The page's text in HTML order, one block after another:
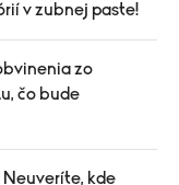
v zubnej paste!
zo
čo bude
kde